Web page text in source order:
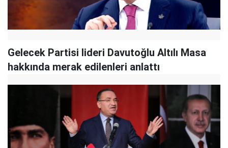
Gelecek Partisi lideri Davutoğlu Altılı Masa
hakkında merak edilenleri anlattı